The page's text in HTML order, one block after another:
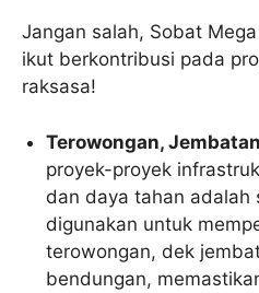
Jangan salah, Sobat
ikut berkontribusi pada
raksasa!
Terowongan,
proyek-proyek
dan daya tahan adalah
digunakan untuk
terowongan, dek
bendungan,